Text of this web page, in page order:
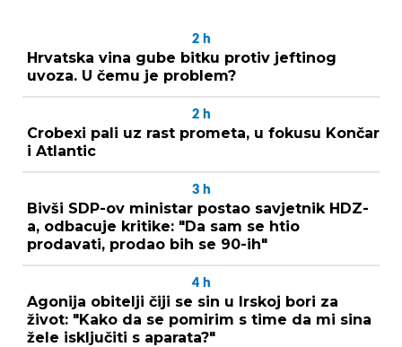
2 h
Hrvatska vina gube bitku protiv jeftinog
uvoza. U čemu je problem?
2 h
Crobexi pali uz rast prometa, u fokusu Končar
i Atlantic
3 h
Bivši SDP-ov ministar postao savjetnik HDZ-
a, odbacuje kritike: "Da sam se htio
prodavati, prodao bih se 90-ih"
4 h
Agonija obitelji čiji se sin u Irskoj bori za
život: "Kako da se pomirim s time da mi sina
žele isključiti s aparata?"